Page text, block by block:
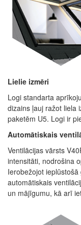
Lielie izmēri
Logi standarta
dizains ļauj ražot liela
paketēm U5. Logi ir
Automātiskais
Ventilācijas vārsts
intensitāti, nodrošina
Ierobežojot
automātiskais
un mājīgumu, kā arī